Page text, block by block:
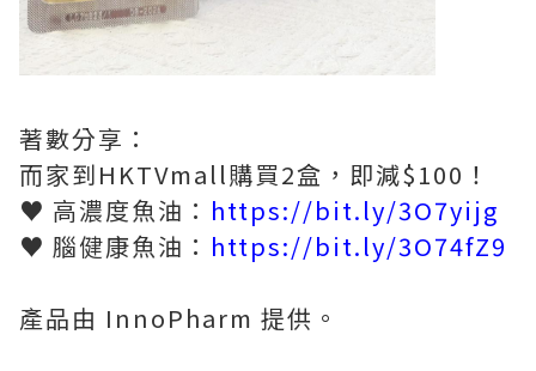
著數分享：
而家到HKTVmall購買2盒，即減$100！
♥ 高濃度魚油： https://bit.ly/3O7yijg
♥ 腦健康魚油： https://bit.ly/3O74fZ9
產品由 InnoPharm 提供。